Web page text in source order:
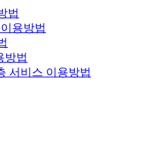
법
용방법
방법
서비스 이용방법